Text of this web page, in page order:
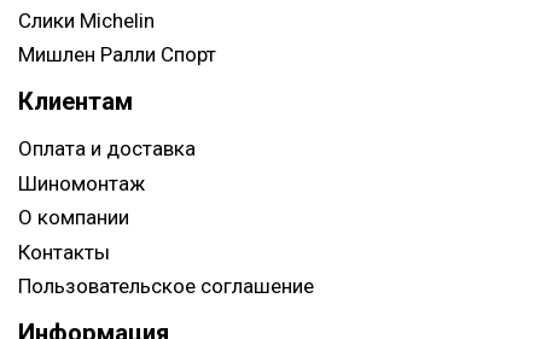
Слики Michelin
Мишлен Ралли Спорт
Клиентам
Оплата и доставка
Шиномонтаж
О компании
Контакты
Пользовательское соглашение
Информация